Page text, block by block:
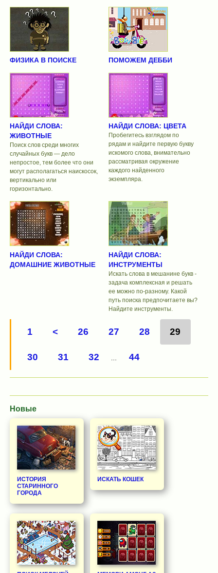
ФИЗИКА В ПОИСКЕ ПОМОЖЕМ ДЕББИ
НАЙДИ СЛОВА:
ЖИВОТНЫЕ
Поиск слов среди многих
случайных букв — дело
непростое, тем более что они
могут располагаться наискосок,
вертикально или
горизонтально.
НАЙДИ СЛОВА: ЦВЕТА
Пробегитесь взглядом по
рядам и найдите первую букву
искомого слова, внимательно
рассматривая окружение
каждого найденного
экземпляра.
НАЙДИ СЛОВА:
ДОМАШНИЕ ЖИВОТНЫЕ
НАЙДИ СЛОВА:
ИНСТРУМЕНТЫ
Искать слова в мешанине букв -
задача комплексная и решать
ее можно по-разному. Какой
путь поиска предпочитаете вы?
Найдите инструменты.
1 < 26 27 28 29
30 31 32 44
Новые
ИСТОРИЯ
СТАРИННОГО
ГОРОДА
ИСКАТЬ КОШЕК